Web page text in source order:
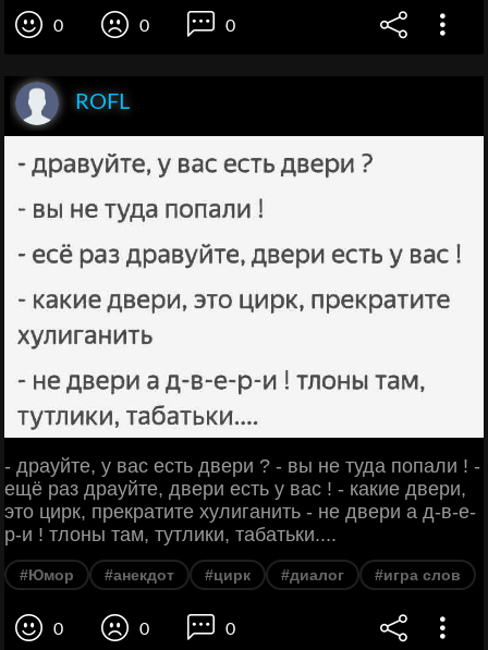
0 0 0
ROFL
- драуйте, у вас есть двери ? - вы не туда попали ! -
ещё раз драуйте, двери есть у вас ! - какие двери,
это цирк, прекратите хулиганить - не двери а д-в-е-
р-и ! тлоны там, тутлики, табатьки....
#Юмор #анекдот #цирк #диалог #игра слов
0 0 0